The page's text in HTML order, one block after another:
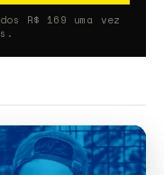
R$ 169 uma vez